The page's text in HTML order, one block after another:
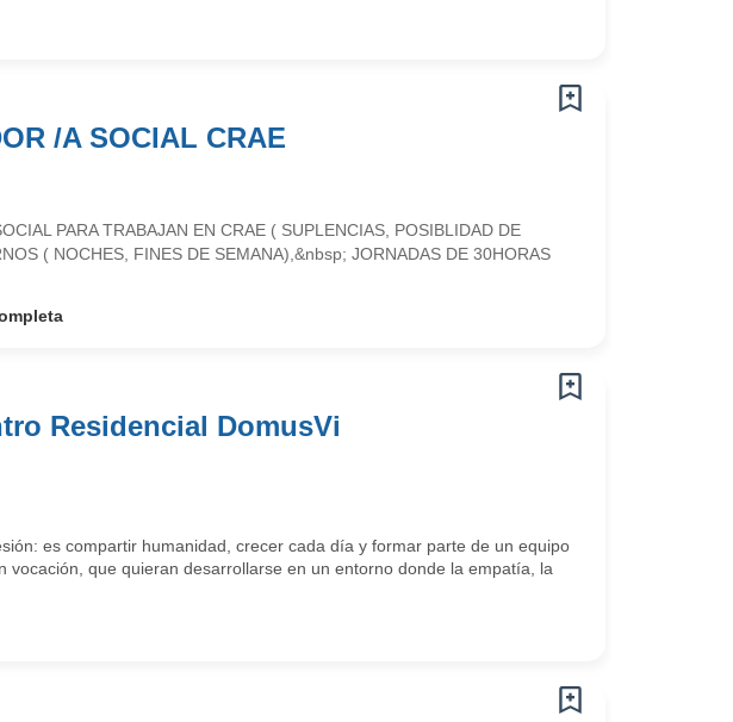
/A SOCIAL CRAE
PARA TRABAJAN EN CRAE ( SUPLENCIAS, POSIBLIDAD DE
( NOCHES, FINES DE SEMANA),&nbsp; JORNADAS DE 30HORAS
Residencial DomusVi
es compartir humanidad, crecer cada día y formar parte de un equipo
vocación, que quieran desarrollarse en un entorno donde la empatía, la